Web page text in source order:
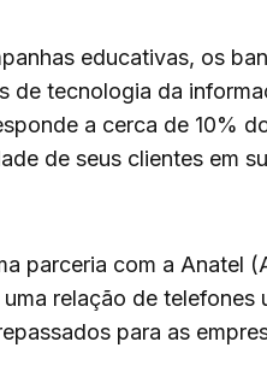
educativas, os
de tecnologia da
a cerca de 10%
de seus clientes em
parceria com a Anatel
relação de telefones
para as